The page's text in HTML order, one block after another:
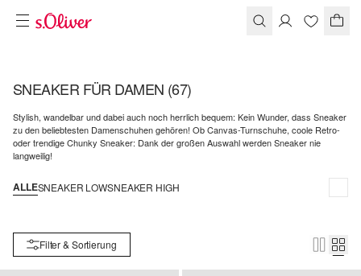
SNEAKER FÜR DAMEN (67)
Stylish, wandelbar und dabei auch noch herrlich bequem: Kein Wunder, dass Sneaker
zu den beliebtesten Damenschuhen gehören! Ob Canvas-Turnschuhe, coole Retro-
oder trendige Chunky Sneaker: Dank der großen Auswahl werden Sneaker nie
langweilig!
ALLESNEAKER LOWSNEAKER HIGH
Filter & Sortierung